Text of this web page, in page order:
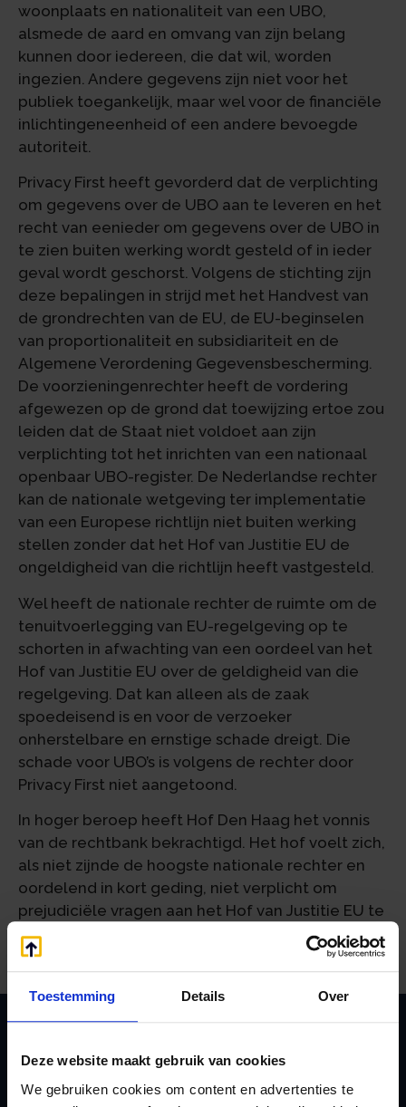
Toestemming Details Over
Deze website maakt gebruik van cookies
We gebruiken cookies om content en advertenties te
woonplaats en nationaliteit van een UBO,
alsmede de aard en omvang van zijn belang
kunnen door iedereen, die dat wil, worden
ingezien. Andere gegevens zijn niet voor het
publiek toegankelijk, maar wel voor de financiële
inlichtingeneenheid of een andere bevoegde
autoriteit.
Privacy First heeft gevorderd dat de verplichting
om gegevens over de UBO aan te leveren en het
recht van eenieder om gegevens over de UBO in
te zien buiten werking wordt gesteld of in ieder
geval wordt geschorst. Volgens de stichting zijn
deze bepalingen in strijd met het Handvest van
de grondrechten van de EU, de EU-beginselen
van proportionaliteit en subsidiariteit en de
Algemene Verordening Gegevensbescherming.
De voorzieningenrechter heeft de vordering
afgewezen op de grond dat toewijzing ertoe zou
leiden dat de Staat niet voldoet aan zijn
verplichting tot het inrichten van een nationaal
openbaar UBO-register. De Nederlandse rechter
kan de nationale wetgeving ter implementatie
van een Europese richtlijn niet buiten werking
stellen zonder dat het Hof van Justitie EU de
ongeldigheid van die richtlijn heeft vastgesteld.
Wel heeft de nationale rechter de ruimte om de
tenuitvoerlegging van EU-regelgeving op te
schorten in afwachting van een oordeel van het
Hof van Justitie EU over de geldigheid van die
regelgeving. Dat kan alleen als de zaak
spoedeisend is en voor de verzoeker
onherstelbare en ernstige schade dreigt. Die
schade voor UBO’s is volgens de rechter door
Privacy First niet aangetoond.
In hoger beroep heeft Hof Den Haag het vonnis
van de rechtbank bekrachtigd. Het hof voelt zich,
als niet zijnde de hoogste nationale rechter en
oordelend in kort geding, niet verplicht om
prejudiciële vragen aan het Hof van Justitie EU te
stellen.
Zoeken